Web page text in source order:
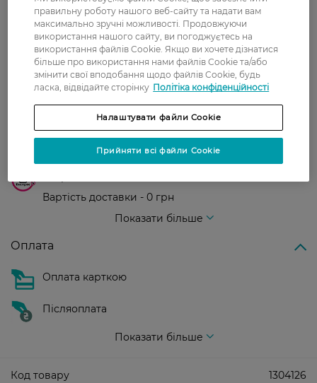
Доставка
Нова пошта
У відділення Нової пошти - 99 грн,
безкоштовно від 699 грн
Вартість доставки - 79 грн, безкоштовна
доставка від - 599 грн
Вартість доставки - 0 грн
Показати більше
Оплата
Оплата карткою
Післяоплата
Показати більше
Код товару 1304126
правильну роботу нашого веб-сайту та надати вам
максимально зручні можливості. Продовжуючи
використання нашого сайту, ви погоджуєтесь на
використання файлів Cookie. Якщо ви хочете дізнатися
більше про використання нами файлів Cookie та/або
змінити свої вподобання щодо файлів Cookie, будь
ласка, відвідайте сторінку Політіка конфіденційності
Налаштувати файли Cookie
Прийняти всі файли Cookie